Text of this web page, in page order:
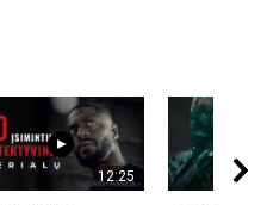
12:25